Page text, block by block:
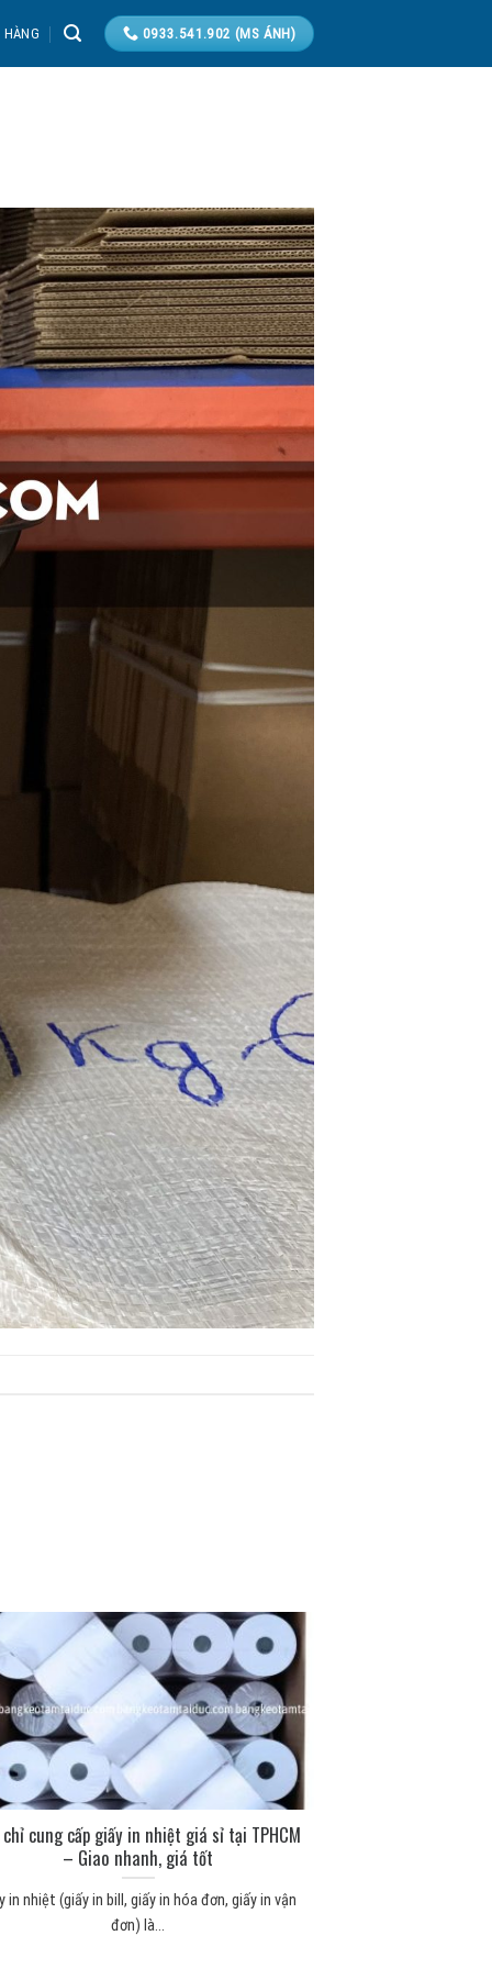
0933.541.902 (MS ÁNH)
cung cấp giấy in nhiệt giá sỉ tại TPHCM
– Giao nhanh, giá tốt
in nhiệt (giấy in bill, giấy in hóa đơn, giấy in vận
đơn) là...